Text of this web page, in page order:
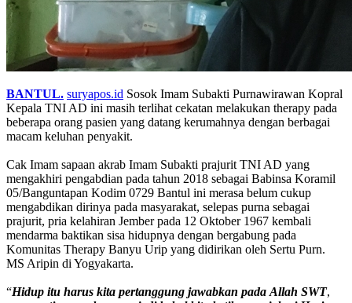
BANTUL. suryapos.id Sosok Imam Subakti Purnawirawan Kopral
Kepala TNI AD ini masih terlihat cekatan melakukan therapy pada
beberapa orang pasien yang datang kerumahnya dengan berbagai
macam keluhan penyakit.
Cak Imam sapaan akrab Imam Subakti prajurit TNI AD yang
mengakhiri pengabdian pada tahun 2018 sebagai Babinsa Koramil
05/Banguntapan Kodim 0729 Bantul ini merasa belum cukup
mengabdikan dirinya pada masyarakat, selepas purna sebagai
prajurit, pria kelahiran Jember pada 12 Oktober 1967 kembali
mendarma baktikan sisa hidupnya dengan bergabung pada
Komunitas Therapy Banyu Urip yang didirikan oleh Sertu Purn.
MS Aripin di Yogyakarta.
“Hidup itu harus kita pertanggung jawabkan pada Allah SWT,